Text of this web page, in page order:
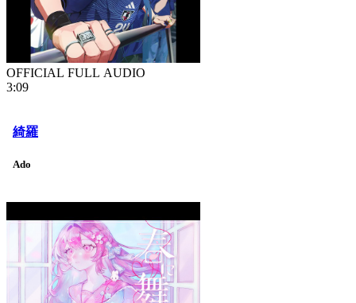
OFFICIAL FULL AUDIO
3:09
綺羅
Ado